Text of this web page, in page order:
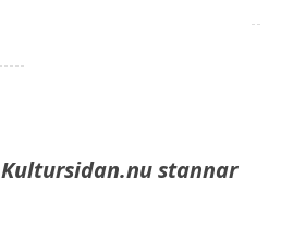
Kultursidan.nu stannar